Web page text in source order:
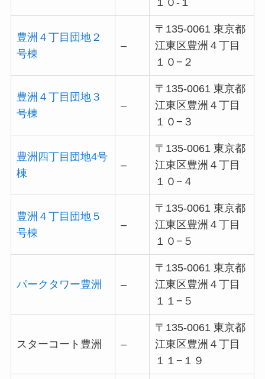
１０‐１
豊洲４丁目団地２
号棟
–
〒135-0061 東京都
江東区豊洲４丁目
１０−２
豊洲４丁目団地３
号棟
–
〒135-0061 東京都
江東区豊洲４丁目
１０−３
豊洲四丁目団地4号
棟
–
〒135-0061 東京都
江東区豊洲４丁目
１０−４
豊洲４丁目団地５
号棟
–
〒135-0061 東京都
江東区豊洲４丁目
１０−５
パークタワー豊洲 –
〒135-0061 東京都
江東区豊洲４丁目
１１−５
スターコート豊洲 –
〒135-0061 東京都
江東区豊洲４丁目
１１−１９